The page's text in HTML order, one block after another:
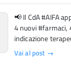
📢 Il CdA #AIFA
4 nuovi #farmaci,
indicazione
Vai al post →